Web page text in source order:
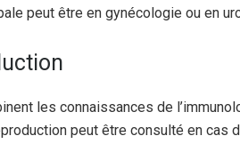
peut être en gynécologie ou en
les connaissances de
peut être consulté en cas